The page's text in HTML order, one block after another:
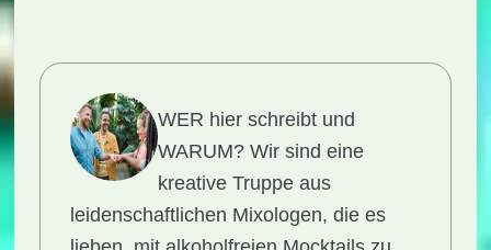
WER hier schreibt und
WARUM?Wir sind eine
kreative Truppe aus
leidenschaftlichen Mixologen, die es